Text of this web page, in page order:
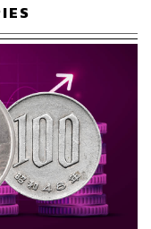
ประมาณ 18.30 น.
งลึกว่า ทาคาฟุมิได้
สถานที่กบดานและ
ด้สนธิกำลังแฝงตัว
ภูมิ และเข้าแสดง
กอินของสายการบิน
รพำนักในราช
บการสืบสวน
เตรียมดำเนินการ
ระเทศญี่ปุ่นต่อไป